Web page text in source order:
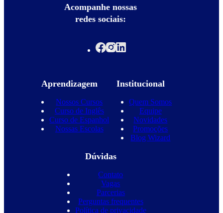
Acompanhe nossas
redes sociais:
Aprendizagem
Nossos Cursos
Curso de Inglês
Curso de Espanhol
Nossas Escolas
Institucional
Quem Somos
Equipe
Novidades
Promoções
Blog Wizard
Dúvidas
Contato
Vagas
Parcerias
Perguntas frequentes
Política de privacidade